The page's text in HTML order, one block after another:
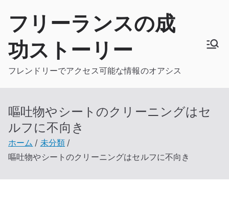
フリーランスの成
功ストーリー
フレンドリーでアクセス可能な情報のオアシス
嘔吐物やシートのクリーニングはセ
ルフに不向き
ホーム
未分類
嘔吐物やシートのクリーニングはセルフに不向き